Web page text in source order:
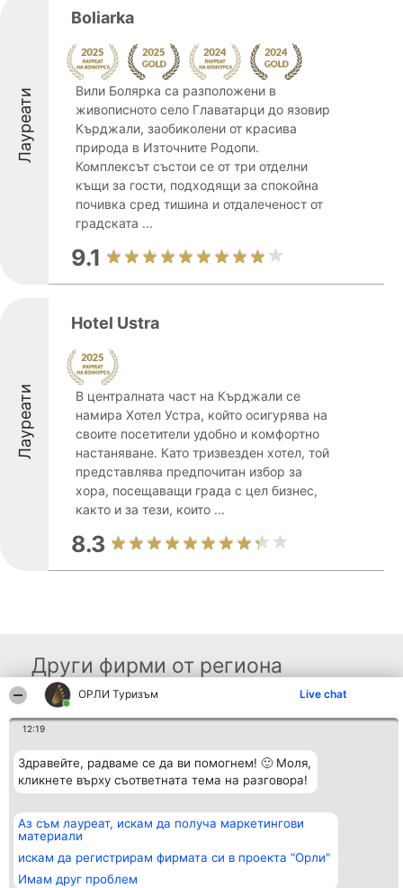
ОРЛИ Туризъм Live chat
12:19
Здравейте, радваме се да ви помогнем! 🙂 Моля,
кликнете върху съответната тема на разговора!
Аз съм лауреат, искам да получа маркетингови
материали
искам да регистрирам фирмата си в проекта "Орли"
Имам друг проблем
Лауреати
Boliarka
Вили Болярка са разположени в
живописното село Главатарци до язовир
Кърджали, заобиколени от красива
природа в Източните Родопи.
Комплексът състои се от три отделни
къщи за гости, подходящи за спокойна
почивка сред тишина и отдалеченост от
градската ...
9.1
Лауреати
Hotel Ustra
В централната част на Кърджали се
намира Хотел Устра, който осигурява на
своите посетители удобно и комфортно
настаняване. Като тризвезден хотел, той
представлява предпочитан избор за
хора, посещаващи града с цел бизнес,
както и за тези, които ...
8.3
Други фирми от региона
Организатор на
Beautiful Company S.R.L.
BulevardulAleea Timișul De
Sus Nr. 2, Bl. A30, Sc. A, Et.
4, Ap. 13
CUI 36737675
Класация
Списък на
всички
победители
Правила
Политика за
поверителност
Контакти